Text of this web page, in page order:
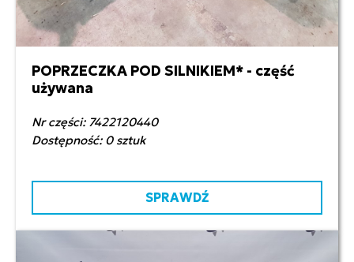
500,00 zł netto
POPRZECZKA POD SILNIKIEM* - część
używana
Nr części: 7422120440
Dostępność: 0 sztuk
SPRAWDŹ